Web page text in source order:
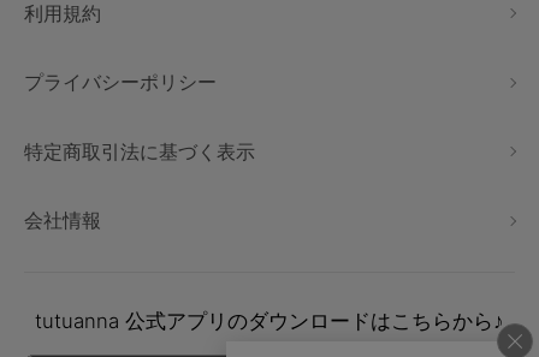
利用規約
プライバシーポリシー
特定商取引法に基づく表示
会社情報
tutuanna 公式アプリのダウンロードはこちらから♪